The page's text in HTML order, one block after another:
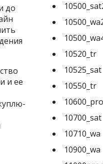
до
и ее
10520_tr
10525_sat
10550_tr
10700_sat
10710_wa
10900_wa